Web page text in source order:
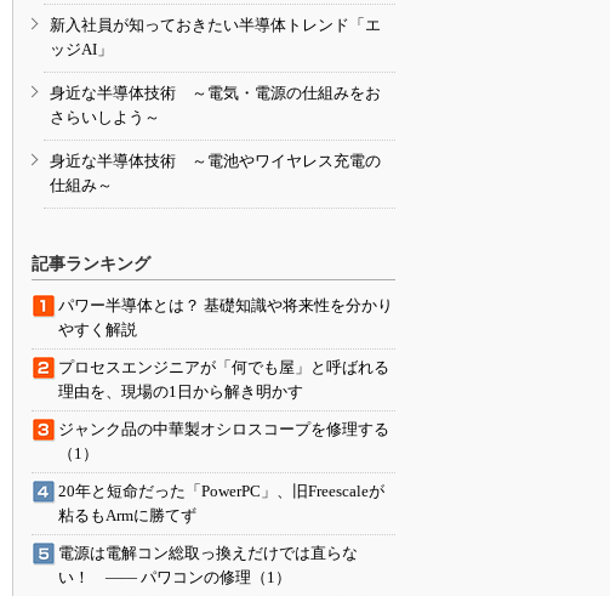
新入社員が知っておきたい半導体トレンド「エ
ッジAI」
身近な半導体技術 ～電気・電源の仕組みをお
さらいしよう～
身近な半導体技術 ～電池やワイヤレス充電の
仕組み～
記事ランキング
パワー半導体とは？ 基礎知識や将来性を分かり
やすく解説
プロセスエンジニアが「何でも屋」と呼ばれる
理由を、現場の1日から解き明かす
ジャンク品の中華製オシロスコープを修理する
（1）
20年と短命だった「PowerPC」、旧Freescaleが
粘るもArmに勝てず
電源は電解コン総取っ換えだけでは直らな
い！ ―― パワコンの修理（1）